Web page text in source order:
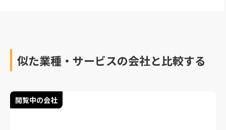
似た業種・サービスの会社と比較する
閲覧中の会社